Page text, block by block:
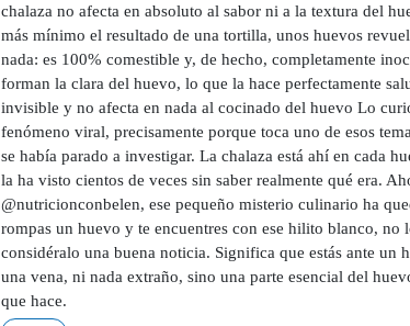
chalaza no afecta en absoluto al sabor ni a la textura del
más mínimo el resultado de una tortilla, unos huevos
nada: es 100% comestible y, de hecho, completamente
forman la clara del huevo, lo que la hace perfectamente
invisible y no afecta en nada al cocinado del huevo Lo
fenómeno viral, precisamente porque toca uno de esos
se había parado a investigar. La chalaza está ahí en cada
la ha visto cientos de veces sin saber realmente qué era.
@nutricionconbelen, ese pequeño misterio culinario ha
rompas un huevo y te encuentres con ese hilito blanco,
considéralo una buena noticia. Significa que estás ante
una vena, ni nada extraño, sino una parte esencial del
que hace.